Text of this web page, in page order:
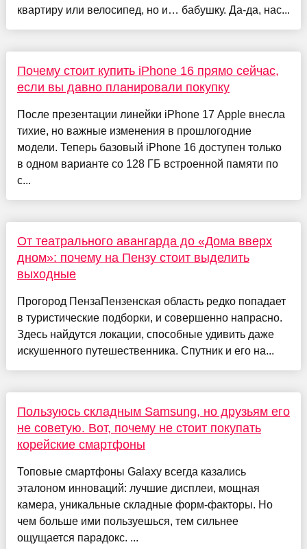
квартиру или велосипед, но и… бабушку. Да-да, нас...
Почему стоит купить iPhone 16 прямо сейчас,
если вы давно планировали покупку
После презентации линейки iPhone 17 Apple внесла
тихие, но важные изменения в прошлогодние
модели. Теперь базовый iPhone 16 доступен только
в одном варианте со 128 ГБ встроенной памяти по
с...
От театрального авангарда до «Дома вверх
дном»: почему на Пензу стоит выделить
выходные
Прогород ПензаПензенская область редко попадает
в туристические подборки, и совершенно напрасно.
Здесь найдутся локации, способные удивить даже
искушенного путешественника. Спутник и его на...
Пользуюсь складным Samsung, но друзьям его
не советую. Вот, почему не стоит покупать
корейские смартфоны
Топовые смартфоны Galaxy всегда казались
эталоном инноваций: лучшие дисплеи, мощная
камера, уникальные складные форм-факторы. Но
чем больше ими пользуешься, тем сильнее
ощущается парадокс. ...